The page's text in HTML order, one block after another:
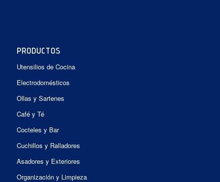
PRODUCTOS
Utensilios de Cocina
Electrodomésticos
Ollas y Sartenes
Café y Té
Cocteles y Bar
Cuchillos y Ralladores
Asadores y Exteriores
Organización y Limpieza